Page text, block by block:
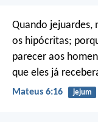
Quando jejuardes,
os hipócritas;
parecer aos
que eles já
Mateus 6:16 jejum